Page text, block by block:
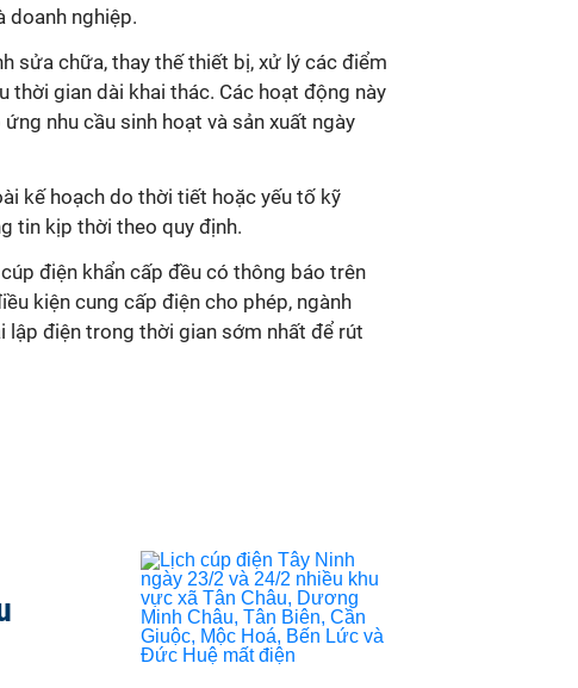
doanh nghiệp.
sửa chữa, thay thế thiết bị, xử lý các điểm
thời gian dài khai thác. Các hoạt động này
nhu cầu sinh hoạt và sản xuất ngày
kế hoạch do thời tiết hoặc yếu tố kỹ
tin kịp thời theo quy định.
điện khẩn cấp đều có thông báo trên
kiện cung cấp điện cho phép, ngành
lập điện trong thời gian sớm nhất để rút